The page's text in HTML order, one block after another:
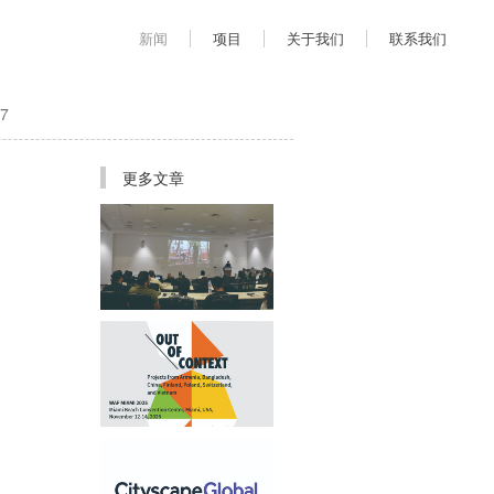
新闻 项目 关于我们 联系我们
更多文章
首席建筑师姜平受邀于AUD
举办学术讲座